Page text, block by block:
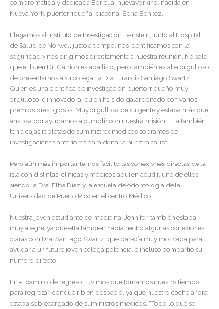
comprometida y dedicada Boricua, nuevayorkino, nacida en
Nueva York, puertorriqueña, diácona, Edna Benitez.
Llegamos al Instituto de Investigación Feinstein, junto al Hospital
de Salud de Norwell justo a tiempo, nos identificamos con la
seguridad y nos dirigimos directamente a nuestra reunión. No solo
que el buen Dr. Carrion estaba listo, pero también estaba orgulloso
de presentarnos a su colega, la Dra., Francis Santiago Swartz.
Quien es una científica de investigación puertorriqueño muy
orgulloso, e innovadora, quien ha sido galardonado con varios
premios prestigiosos. Muy orgullosa de su gente y estaba más que
ansiosa por ayudarnos a cumplir con nuestra misión. Ella también
tenía cajas repletas de suministros médicos sobrantes de
investigaciones anteriores para donar a nuestra causa.
Pero aún más importante, nos facilito las conexiones directas de la
isla con distintas, clínicas y médicos aquí en acudir, uno de ellos,
siendo la Dra. Elba Díaz y la escuela de odontología de la
Universidad de Puerto Rico en el centro Médico.
Nuestra joven estudiante de medicina, Jennifer, también estaba
muy alegre, ya que ella también había hecho algunas conexiones
claras con Dra. Santiago Swartz, que parecía muy motivada para
ayudar a un futuro joven colega potencial e incluso compartió su
número directo.
En el camino de regreso, tuvimos que tomarnos nuestro tiempo
para regresar, conducir bien despacio, ya que nuestro coche ahora
estaba sobrecargado de suministros médicos. “Todo lo que se